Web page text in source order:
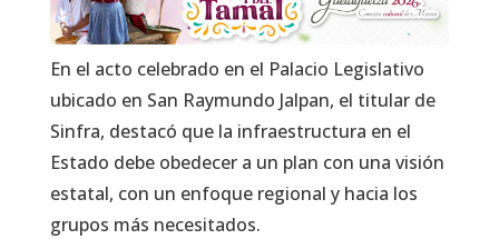
En el acto celebrado en el Palacio Legislativo
ubicado en San Raymundo Jalpan, el titular de
Sinfra, destacó que la infraestructura en el
Estado debe obedecer a un plan con una visión
estatal, con un enfoque regional y hacia los
grupos más necesitados.